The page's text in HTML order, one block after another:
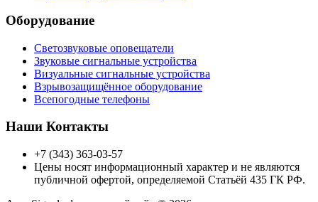
Оборудование
Светозвуковые оповещатели
Звуковые сигнальные устройства
Визуальные сигнальные устройства
Взрывозащищённое оборудование
Всепогодные телефоны
Наши Контакты
+7 (343) 363-03-57
Цены носят информационный характер и не являются
публичной офертой, определяемой Статьёй 435 ГК РФ.